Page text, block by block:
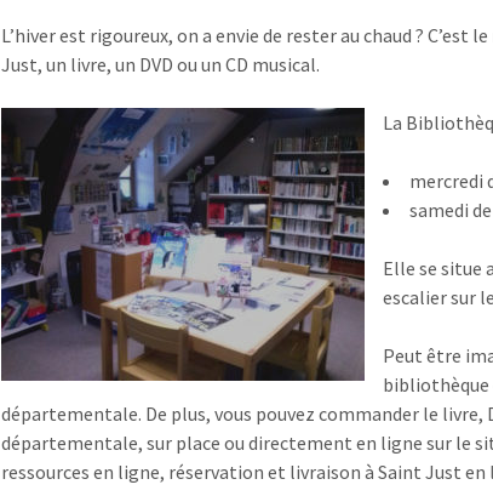
L’hiver est rigoureux, on a envie de rester au chaud ?
Just, un livre, un DVD ou un CD musical.
La
mercredi
samedi
Elle se situe
escalier sur
Peut être
départementale. De plus, vous pouvez commander le livre,
départementale, sur place ou directement en ligne sur le
ressources en ligne, réservation et livraison à Saint Just en